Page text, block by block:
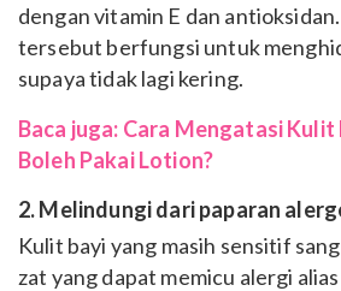
dengan vitamin E dan
tersebut berfungsi untuk
supaya tidak lagi kering.
Baca juga: Cara Mengatasi Kulit
Boleh Pakai Lotion?
2. Melindungi dari paparan
Kulit bayi yang masih sensitif
zat yang dapat memicu alergi